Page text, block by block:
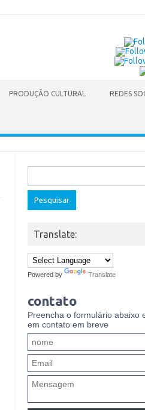
PRODUÇÃO CULTURAL REDES
por:
Translate:
Powered by Translate
contato
Preencha o formulário abaixo
em contato em breve